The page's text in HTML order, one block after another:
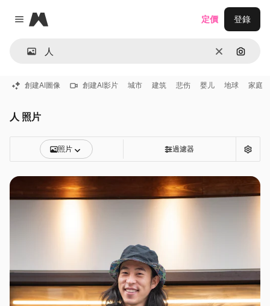
Close menu
Magnific
清除 通過圖
定價 登錄
創建AI圖像 創建AI影片 城市 建筑 悲伤 婴儿 地球 家庭
人 照片
照片 過濾器